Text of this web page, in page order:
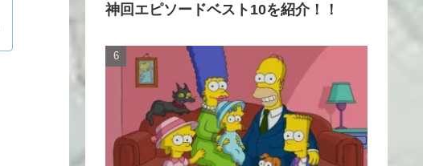
神回エピソードベスト10を紹介！！